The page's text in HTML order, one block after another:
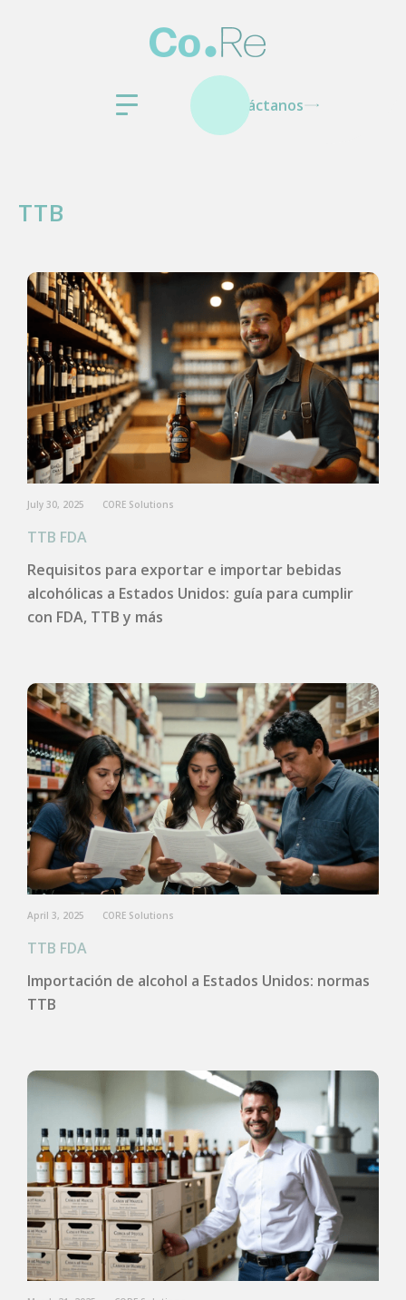
Contáctanos
TTB
July 30, 2025 CORE Solutions
TTB FDA
Requisitos para exportar e importar bebidas
alcohólicas a Estados Unidos: guía para cumplir
con FDA, TTB y más
April 3, 2025 CORE Solutions
TTB FDA
Importación de alcohol a Estados Unidos: normas
TTB